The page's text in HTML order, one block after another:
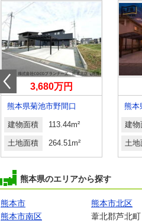
3,680万円
熊本県菊池市野間口
建物面積 113.44m²
土地面積 264.51m²
建物
土地
熊本県のエリアから探す
熊本市 熊本市北区
熊本市南区
葦北郡芦北町